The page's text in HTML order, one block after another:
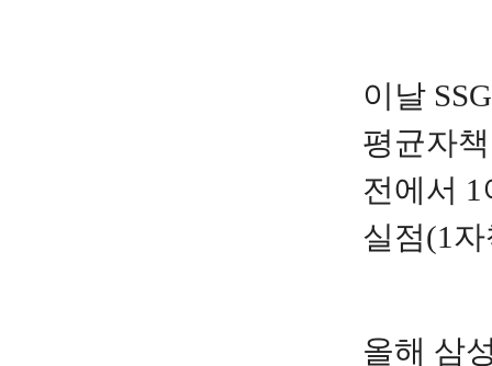
이날
평균자
전에서
실점(1
올해 삼